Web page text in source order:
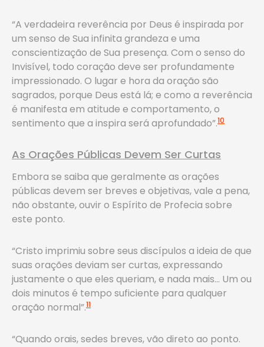
“A verdadeira reverência por Deus é inspirada por
um senso de Sua infinita grandeza e uma
conscientização de Sua presença. Com o senso do
Invisível, todo coração deve ser profundamente
impressionado. O lugar e hora da oração são
sagrados, porque Deus está lá; e como a reverência
é manifesta em atitude e comportamento, o
sentimento que a inspira será aprofundado”.10
As Orações Públicas Devem Ser Curtas
Embora se saiba que geralmente as orações
públicas devem ser breves e objetivas, vale a pena,
não obstante, ouvir o Espírito de Profecia sobre
este ponto.
“Cristo imprimiu sobre seus discípulos a ideia de que
suas orações deviam ser curtas, expressando
justamente o que eles queriam, e nada mais… Um ou
dois minutos é tempo suficiente para qualquer
oração normal”.11
“Quando orais, sedes breves, vão direto ao ponto.